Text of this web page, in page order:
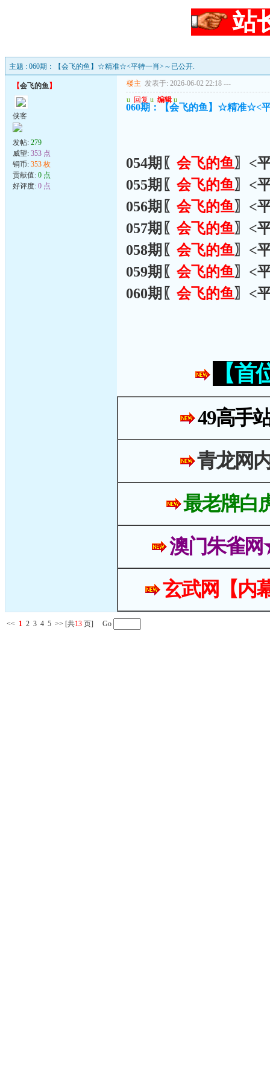
站
主题 : 060期：【会飞的鱼】☆精准☆<平特一肖>～已公开.
【会飞的鱼】
侠客
发帖: 279
威望: 353 点
铜币: 353 枚
贡献值: 0 点
好评度: 0 点
楼主 发表于: 2026-06-02 22:18 ---
u 回复 u 编辑 u
060期：【会飞的鱼】☆精准☆<
054期〖 会飞的鱼〗<
055期〖 会飞的鱼〗<
056期〖 会飞的鱼〗<
057期〖 会飞的鱼〗<
058期〖 会飞的鱼〗<
059期〖 会飞的鱼〗<
060期〖 会飞的鱼〗<
【
49高手
青龙网
最老牌白
澳门朱雀
玄武网【内
<< 1 2 3 4 5 >> [共13 页] Go